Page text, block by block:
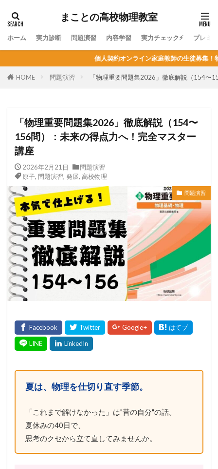
まことの高校物理教室
ホーム 実力診断 問題演習 内容学習 実力チェック⚡ プレミ
個人契約オンライン家庭教師の生徒募集！物理はもちろん、他教科の
HOME 問題演習 「物理重要問題集2026」徹底解説（154〜
「物理重要問題集2026」徹底解説（154〜
156問）：未来の得点力へ！完全マスター
講座
2026年2月21日
問題演習
原子, 問題演習, 発展, 高校物理
問題演習
夏は、物理を仕切り直す季節。
「これまで解けなかった」は"昔の自分"の話。
夏休みの40日で、
思考のクセから立て直してみませんか。